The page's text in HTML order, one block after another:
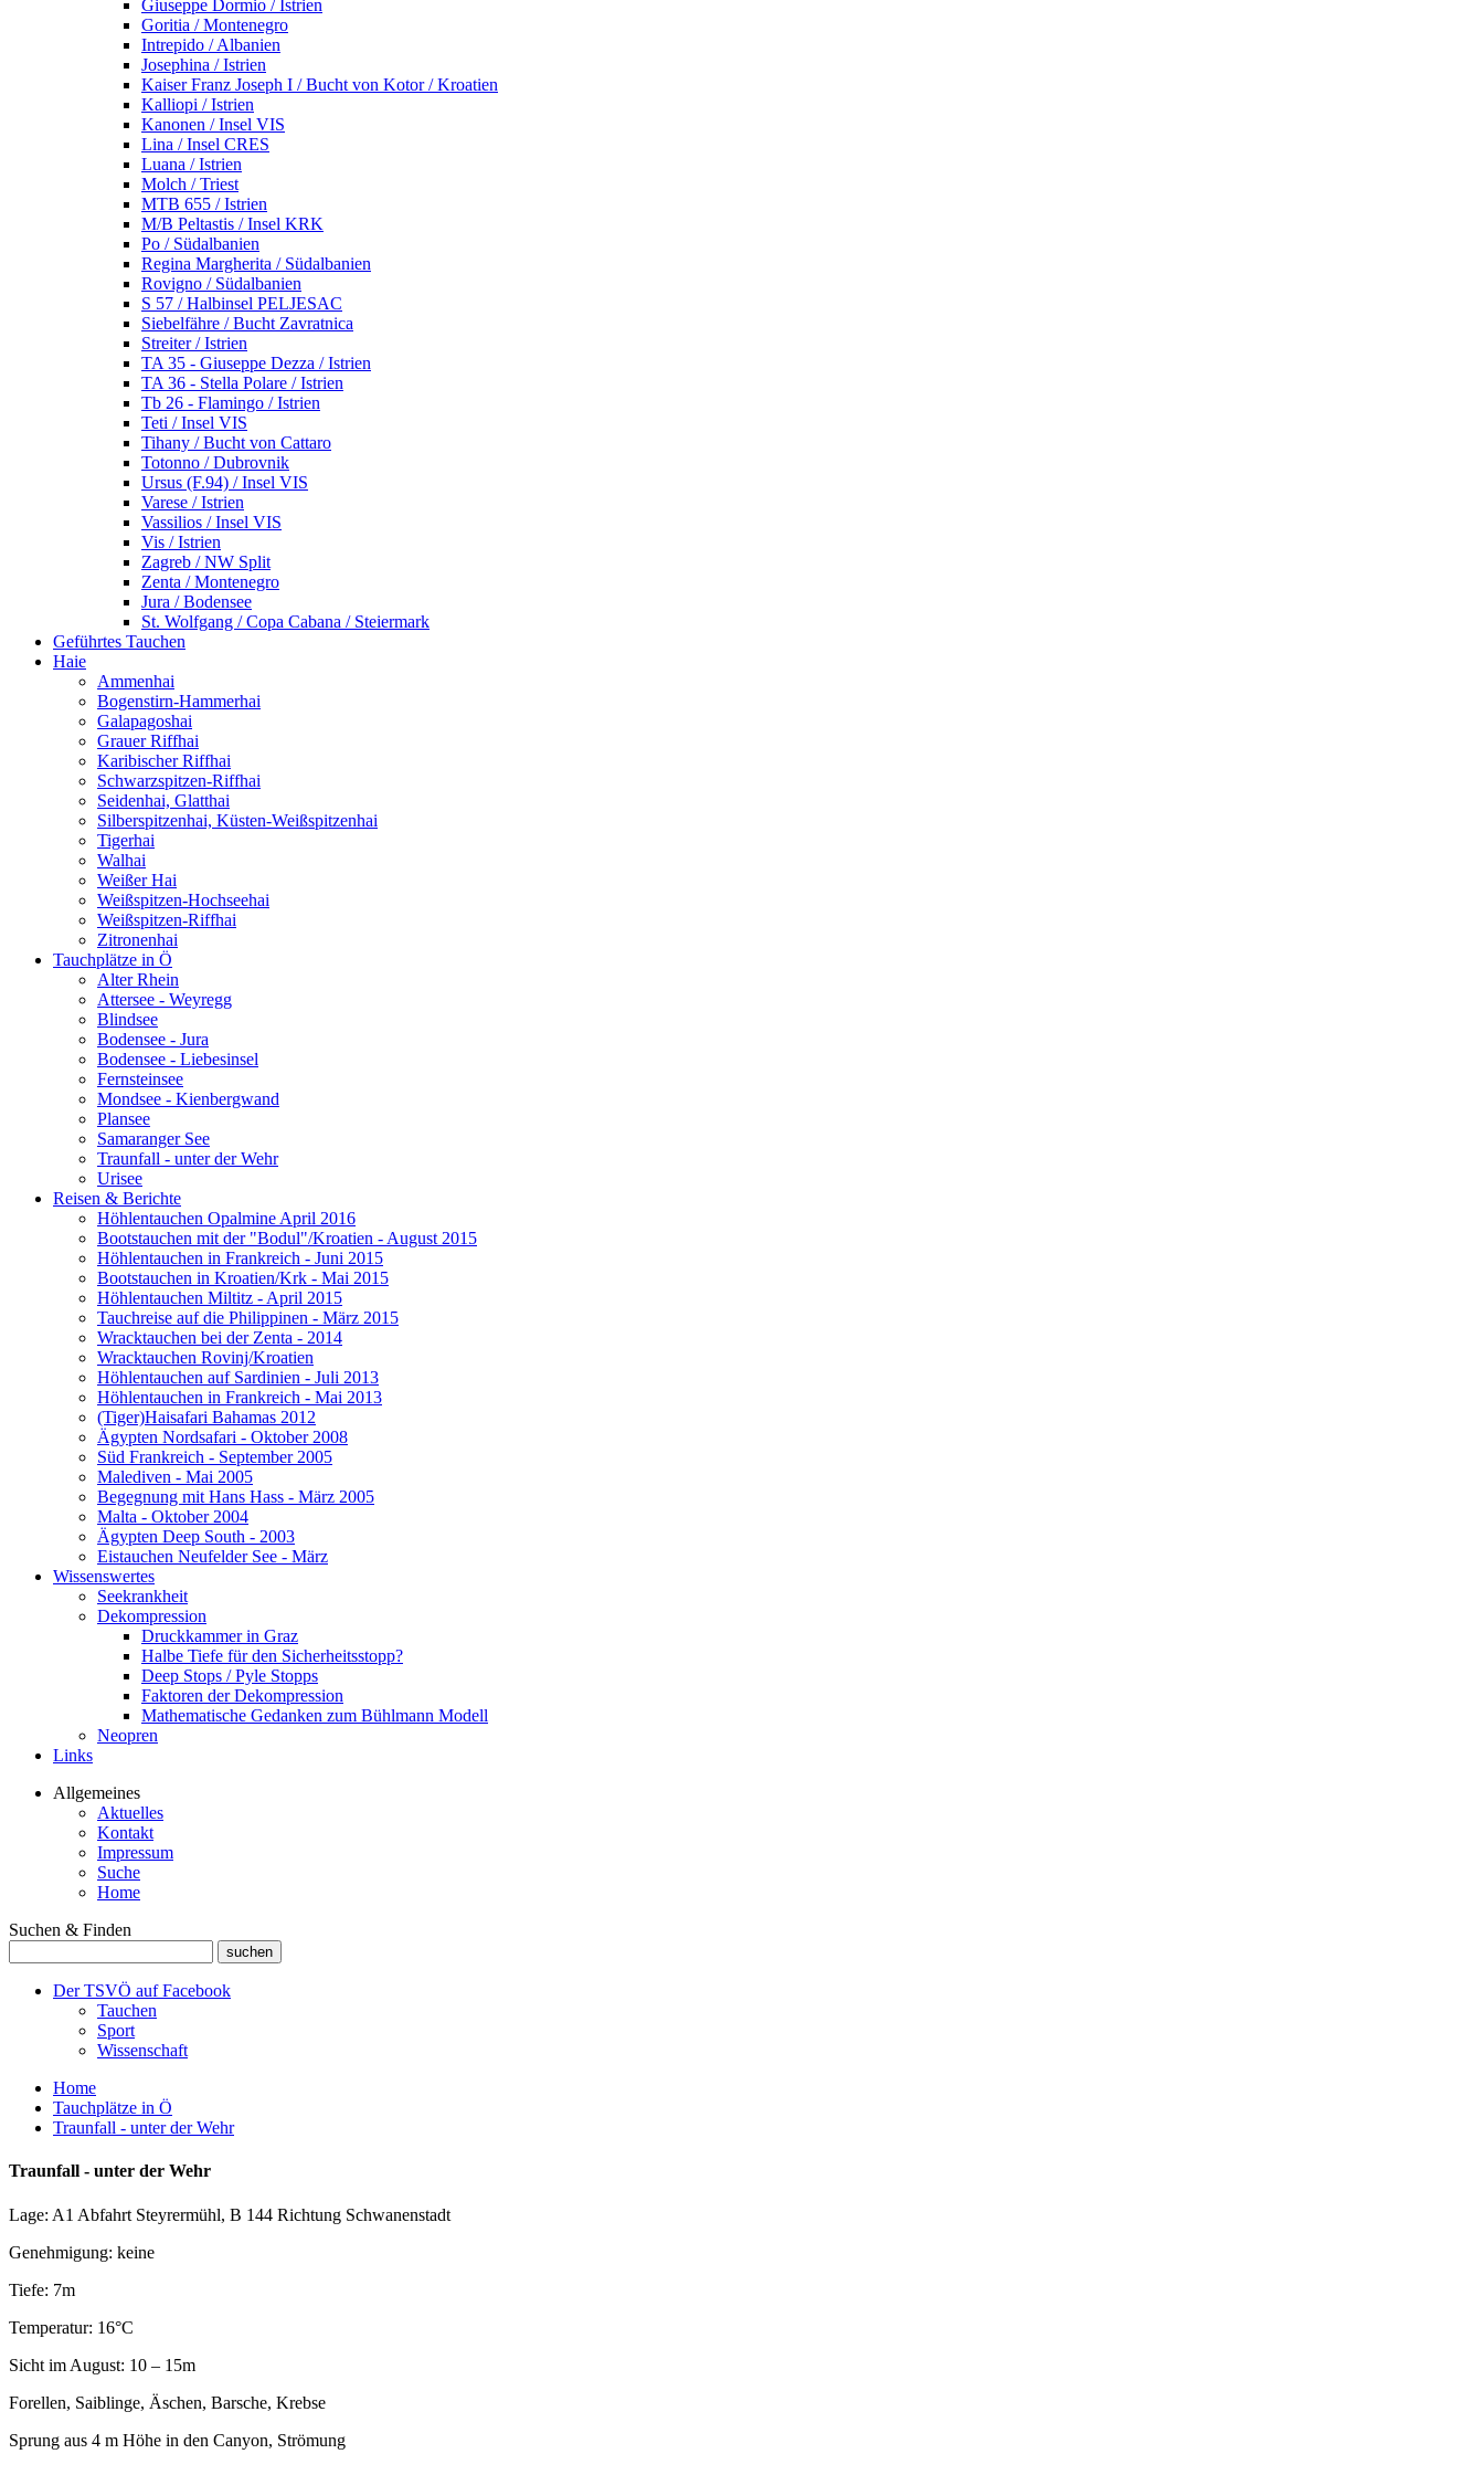
Giuseppe Dormio / Istrien
Goritia / Montenegro
Intrepido / Albanien
Josephina / Istrien
Kaiser Franz Joseph I / Bucht von Kotor / Kroatien
Kalliopi / Istrien
Kanonen / Insel VIS
Lina / Insel CRES
Luana / Istrien
Molch / Triest
MTB 655 / Istrien
M/B Peltastis / Insel KRK
Po / Südalbanien
Regina Margherita / Südalbanien
Rovigno / Südalbanien
S 57 / Halbinsel PELJESAC
Siebelfähre / Bucht Zavratnica
Streiter / Istrien
TA 35 - Giuseppe Dezza / Istrien
TA 36 - Stella Polare / Istrien
Tb 26 - Flamingo / Istrien
Teti / Insel VIS
Tihany / Bucht von Cattaro
Totonno / Dubrovnik
Ursus (F.94) / Insel VIS
Varese / Istrien
Vassilios / Insel VIS
Vis / Istrien
Zagreb / NW Split
Zenta / Montenegro
Jura / Bodensee
St. Wolfgang / Copa Cabana / Steiermark
Geführtes Tauchen
Haie
Ammenhai
Bogenstirn-Hammerhai
Galapagoshai
Grauer Riffhai
Karibischer Riffhai
Schwarzspitzen-Riffhai
Seidenhai, Glatthai
Silberspitzenhai, Küsten-Weißspitzenhai
Tigerhai
Walhai
Weißer Hai
Weißspitzen-Hochseehai
Weißspitzen-Riffhai
Zitronenhai
Tauchplätze in Ö
Alter Rhein
Attersee - Weyregg
Blindsee
Bodensee - Jura
Bodensee - Liebesinsel
Fernsteinsee
Mondsee - Kienbergwand
Plansee
Samaranger See
Traunfall - unter der Wehr
Urisee
Reisen & Berichte
Höhlentauchen Opalmine April 2016
Bootstauchen mit der "Bodul"/Kroatien - August 2015
Höhlentauchen in Frankreich - Juni 2015
Bootstauchen in Kroatien/Krk - Mai 2015
Höhlentauchen Miltitz - April 2015
Tauchreise auf die Philippinen - März 2015
Wracktauchen bei der Zenta - 2014
Wracktauchen Rovinj/Kroatien
Höhlentauchen auf Sardinien - Juli 2013
Höhlentauchen in Frankreich - Mai 2013
(Tiger)Haisafari Bahamas 2012
Ägypten Nordsafari - Oktober 2008
Süd Frankreich - September 2005
Malediven - Mai 2005
Begegnung mit Hans Hass - März 2005
Malta - Oktober 2004
Ägypten Deep South - 2003
Eistauchen Neufelder See - März
Wissenswertes
Seekrankheit
Dekompression
Druckkammer in Graz
Halbe Tiefe für den Sicherheitsstopp?
Deep Stops / Pyle Stopps
Faktoren der Dekompression
Mathematische Gedanken zum Bühlmann Modell
Neopren
Links
Allgemeines
Aktuelles
Kontakt
Impressum
Suche
Home
Suchen & Finden
Der TSVÖ auf Facebook
Tauchen
Sport
Wissenschaft
Home
Tauchplätze in Ö
Traunfall - unter der Wehr
Traunfall - unter der Wehr
Lage: A1 Abfahrt Steyrermühl, B 144 Richtung Schwanenstadt
Genehmigung: keine
Tiefe: 7m
Temperatur: 16°C
Sicht im August: 10 – 15m
Forellen, Saiblinge, Äschen, Barsche, Krebse
Sprung aus 4 m Höhe in den Canyon, Strömung